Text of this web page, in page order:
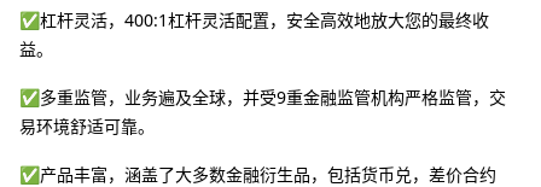
✅杠杆灵活，400:1杠杆灵活配置，安全高效地放大您的最终收
益。
✅多重监管，业务遍及全球，并受9重金融监管机构严格监管，交
易环境舒适可靠。
✅产品丰富，涵盖了大多数金融衍生品，包括货币兑，差价合约